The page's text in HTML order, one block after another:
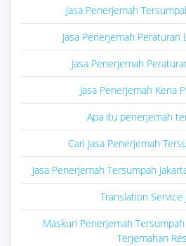
Jasa Penerjemah
Jasa Penerjemah Peraturan
Jasa Penerjemah
Jasa Penerjemah Kena
Apa itu penerjemah
Cari Jasa Penerjemah
Jasa Penerjemah Tersumpah
Translation Service
Maskuri Penerjemah
Terjemahan